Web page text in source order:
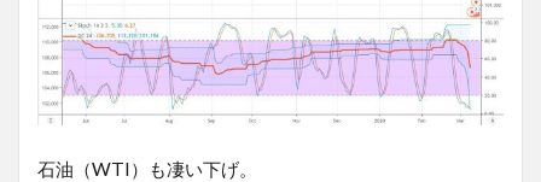
石油（WTI）も凄い下げ。